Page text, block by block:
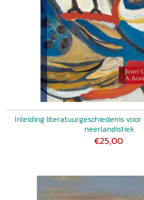
Inleiding literatuurgeschiedenis
neerlandistiek
€25,00